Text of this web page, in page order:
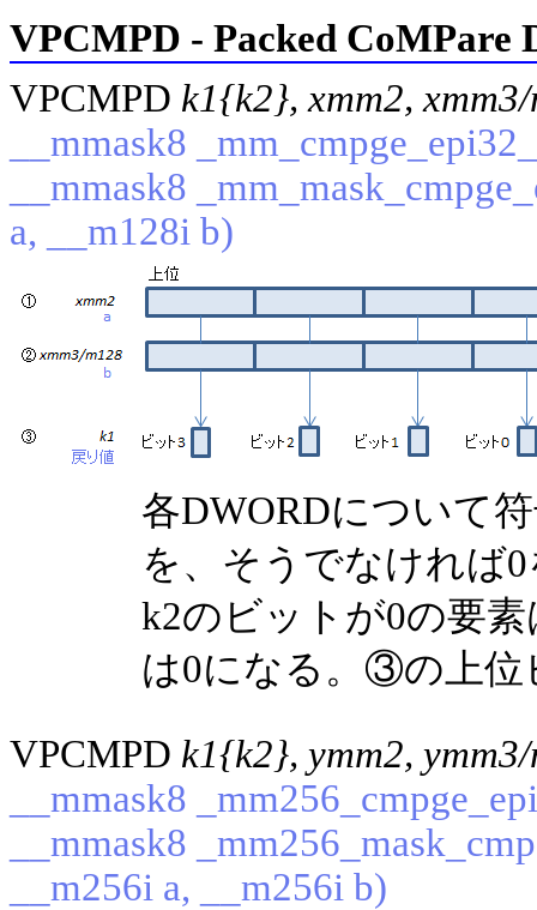
VPCMPD - Packed CoMPare
VPCMPD k1{k2}, xmm2,
__mmask8
__mmask8
a, __m128i b)
各DWORDについて
を、そうでなければ
k2のビットが0の要
は0になる。③の上位
VPCMPD k1{k2}, ymm2,
__mmask8
__mmask8
__m256i a, __m256i b)